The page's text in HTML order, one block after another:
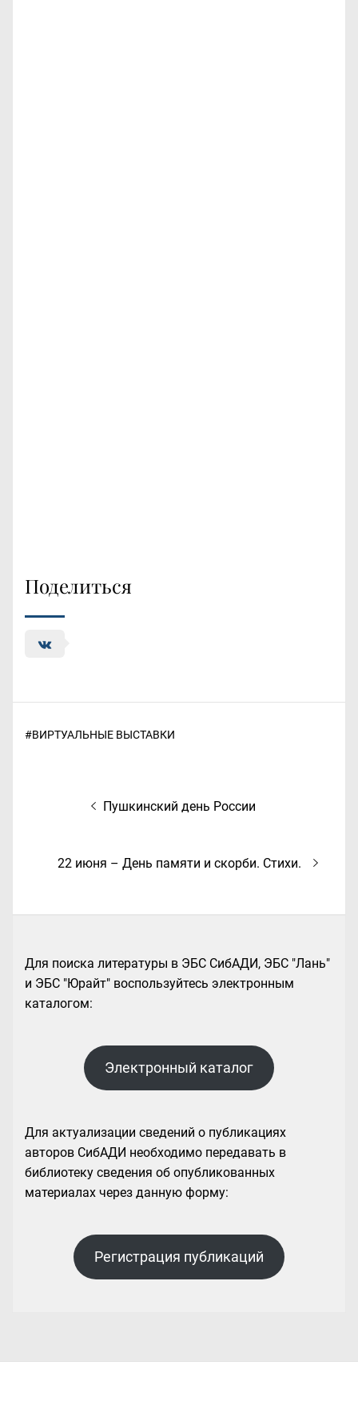
Поделиться
#ВИРТУАЛЬНЫЕ ВЫСТАВКИ
НавигацияПредыдущая
Пушкинский день России
Следующая
22 июня – День памяти и скорби. Стихи.
Для поиска литературы в ЭБС СибАДИ, ЭБС "Лань"
и ЭБС "Юрайт" воспользуйтесь электронным
каталогом:
Электронный каталог
Для актуализации сведений о публикациях
авторов СибАДИ необходимо передавать в
библиотеку сведения об опубликованных
материалах через данную форму:
Регистрация публикаций